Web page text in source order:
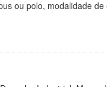
ou polo, modalidade